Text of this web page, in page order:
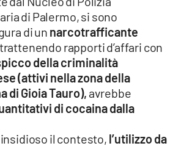
di Palermo, si sono
di un narcotrafficante
rapporti d’affari con
della criminalità
(attivi nella zona della
di Gioia Tauro), avrebbe
di cocaina dalla
il contesto, l’utilizzo da